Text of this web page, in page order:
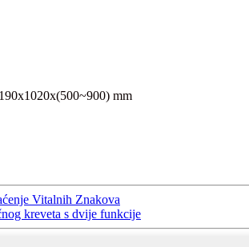
mm
Vitalnih Znakova
kreveta s dvije funkcije